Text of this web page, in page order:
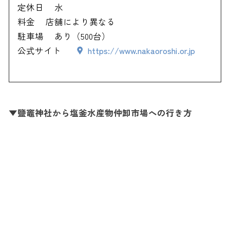
定休日
水
料金
店舗により異なる
駐車場
あり（500台）
公式サイト
https://www.nakaoroshi.or.jp
▼鹽竈神社から塩釜水産物仲卸市場への行き方